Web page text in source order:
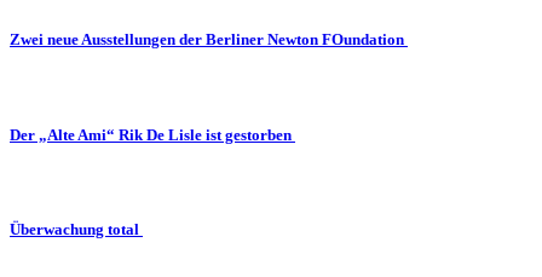
Zwei neue Ausstellungen der Berliner Newton FOundation
Der „Alte Ami“ Rik De Lisle ist gestorben
Überwachung total